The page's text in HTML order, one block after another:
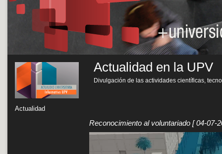
Actualidad
Actualidad en la UPV
Divulgación de las actividades científicas,
Reconocimiento al voluntariado [ 04-07-